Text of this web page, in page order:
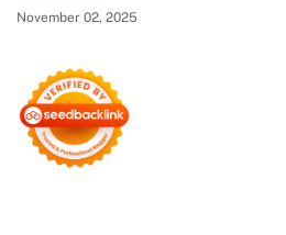
November 02, 2025